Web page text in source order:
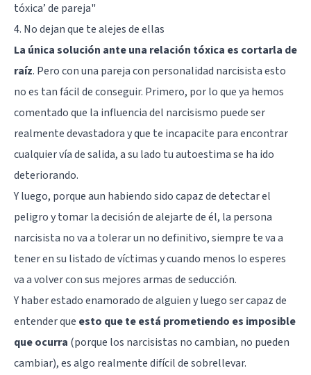
tóxica’ de pareja"
4. No dejan que te alejes de ellas
La única solución ante una relación tóxica es cortarla de
raíz. Pero con una pareja con personalidad narcisista esto
no es tan fácil de conseguir. Primero, por lo que ya hemos
comentado que la influencia del narcisismo puede ser
realmente devastadora y que te incapacite para encontrar
cualquier vía de salida, a su lado tu autoestima se ha ido
deteriorando.
Y luego, porque aun habiendo sido capaz de detectar el
peligro y tomar la decisión de alejarte de él, la persona
narcisista no va a tolerar un no definitivo, siempre te va a
tener en su listado de víctimas y cuando menos lo esperes
va a volver con sus mejores armas de seducción.
Y haber estado enamorado de alguien y luego ser capaz de
entender que esto que te está prometiendo es imposible
que ocurra (porque los narcisistas no cambian, no pueden
cambiar), es algo realmente difícil de sobrellevar.